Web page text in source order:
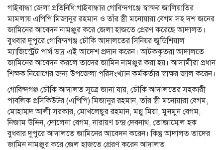
গাইবান্ধা জেলা প্রতিনিধি:গাইবান্ধার গোবিন্দগঞ্জে স্বাক্ষর জালিয়াতির
মামলায় এপিপি মিজানুর রহমান ও তাঁর স্ত্রী মনোয়ারা বেগম সহ দশ জনের
জামিনের আবেদন নামঞ্জুর করে জেলা হাজতে প্রেরণ করেছে আদালত।
বুধবার দুপুরে গোবিন্দগঞ্জ চৌকি আদালতের সিনিয়র জুডিশিয়াল
ম্যাজিস্ট্রেট পার্থ ভদ্র এই আদেশ প্রদান করেন। আটককৃতরা আদালতে
জামিনের আবেদন করলে তাদের জামিন নামঞ্জুর করা হয়। আসামীরা প্রধান
শিক্ষক নিয়োগের জন্য উপজেলা পরিসংখ্যান কর্মকর্তার স্বাক্ষর জাল করেন।
গোবিন্দগঞ্জ চৌকি আদালত সূত্রে জানা যায়, চৌকি আদালতের সহকারী
পাবলিক প্রসিকিউটর (এপিপি) মিজানুর রহমান, তাঁর স্ত্রী মনোয়ারা বেগম,
মোহাম্মদ আলী সরকার, মোখলেছুর রহমান, মন্নু মিয়া, মুনমুন বেগম,
নিজাম উদ্দিন, দোলেনা বেগম, নারায়ণ চন্দ্র দেবনাথ, তোজাম্মেল হক
বুধবার দুপুরে আদালতে জামিনের আবেদন করেন। কিন্তু আদালত তাদের
জামিন নামঞ্জুর করে জেল হাজতে প্রেরণ করেন আদালত।